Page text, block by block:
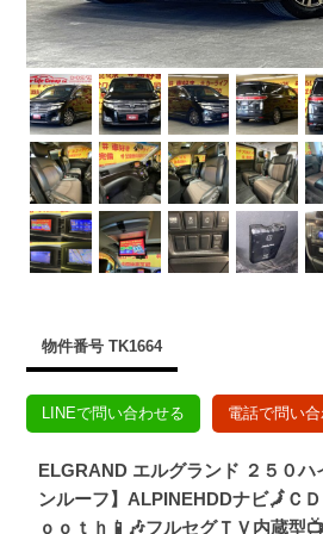
物件番号 TK1664
LINEで問い合わせる 電話で問い
ELGRAND エルグランド ２５０
ンルーフ】ALPINEHDDナビ🗾Ｃ
ｏｏｔｈ📱🎶フルセグＴＶ内蔵型